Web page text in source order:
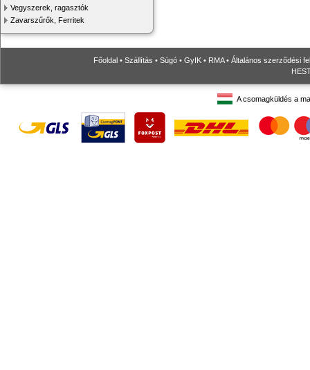
Vegyszerek, ragasztók
Zavarszűrők, Ferritek
Főoldal • Szállítás • Súgó • GyIK • RMA• Általános szerződési
A csomagküldés a